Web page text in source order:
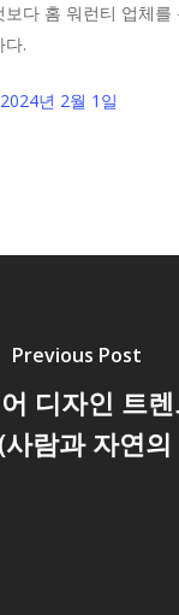
다 홈 워런티 업체를
다.
년 2월 1일
Previous Post
디자인 트렌
사람과 자연